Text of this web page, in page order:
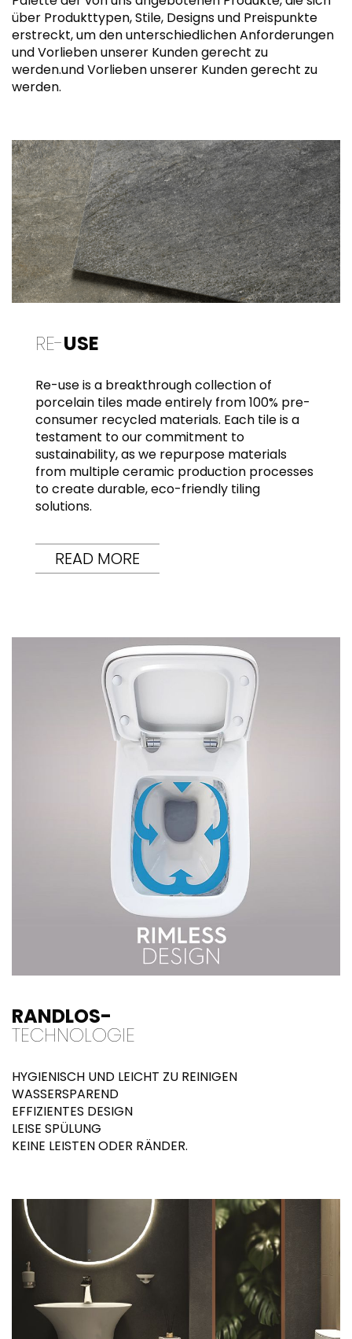
über Produkttypen, Stile, Designs und Preispunkte
erstreckt, um den unterschiedlichen Anforderungen
und Vorlieben unserer Kunden gerecht zu
werden.und Vorlieben unserer Kunden gerecht zu
werden.
RE-USE
Re-use is a breakthrough collection of
porcelain tiles made entirely from 100% pre-
consumer recycled materials. Each tile is a
testament to our commitment to
sustainability, as we repurpose materials
from multiple ceramic production processes
to create durable, eco-friendly tiling
solutions.
READ MORE
RANDLOS-
TECHNOLOGIE
HYGIENISCH UND LEICHT ZU REINIGEN
WASSERSPAREND
EFFIZIENTES DESIGN
LEISE SPÜLUNG
KEINE LEISTEN ODER RÄNDER.